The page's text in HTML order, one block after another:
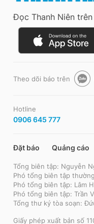
Đọc Thanh Niên
Theo dõi báo trên
Hotline
0906 645 777
Đặt báo Quảng cáo
Tổng biên tập: Nguyễn
Phó tổng biên tập
Phó tổng biên tập: Lâm
Phó tổng biên tập: Trần
Tổng thư ký tòa soạn:
Giấy phép xuất bản số